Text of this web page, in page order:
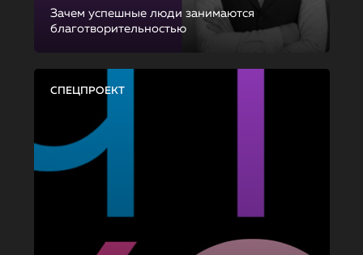
Зачем успешные люди занимаются
благотворительностью
СПЕЦПРОЕКТ